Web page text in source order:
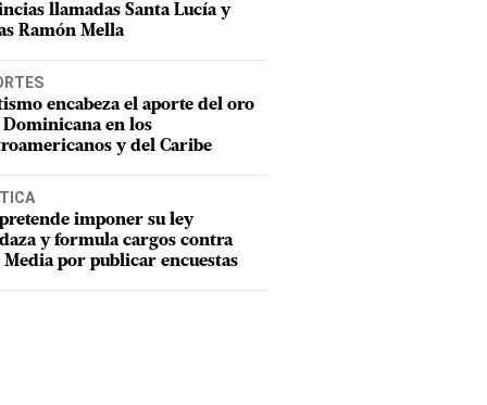
llamadas Santa Lucía y
Ramón Mella
encabeza el aporte del oro
Dominicana en los
y del Caribe
pretende imponer su ley
y formula cargos contra
Media por publicar encuestas